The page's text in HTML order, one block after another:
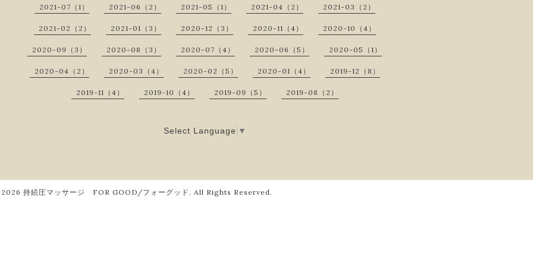
2021-07（1） 2021-06（2） 2021-05（1） 2021-04（2） 2021-03（2）
2021-02（2） 2021-01（3） 2020-12（3） 2020-11（4） 2020-10（4）
2020-09（3） 2020-08（3） 2020-07（4） 2020-06（5） 2020-05（1）
2020-04（2） 2020-03（4） 2020-02（5） 2020-01（4） 2019-12（8）
2019-11（4） 2019-10（4） 2019-09（5） 2019-08（2）
Select Language ▼
持続圧マッサージ FOR GOOD/フォーグッド . All Rights Reserved.